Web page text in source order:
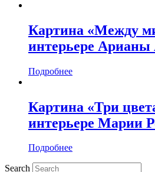
Картина «Между
интерьере Арианы
Подробнее
Картина «Три
интерьере Марии
Подробнее
Search